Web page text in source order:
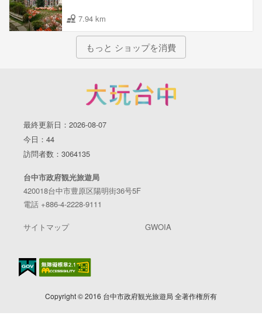
7.94 km
もっと ショップを消費
最終更新日：2026-08-07
今日：44
訪問者数：3064135
台中市政府観光旅遊局
420018台中市豊原区陽明街36号5F
電話 +886-4-2228-9111
サイトマップ GWOIA
Copyright © 2016 台中市政府観光旅遊局 全著作権所有